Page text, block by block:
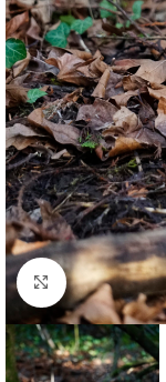
Forstørr bilde